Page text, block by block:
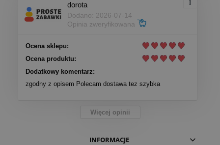
dorota
Dodano: 2026-07-14
Opinia zweryfikowana
Ocena sklepu:
Ocena produktu:
Dodatkowy komentarz:
zgodny z opisem Polecam dostawa tez szybka
Więcej opinii
INFORMACJE